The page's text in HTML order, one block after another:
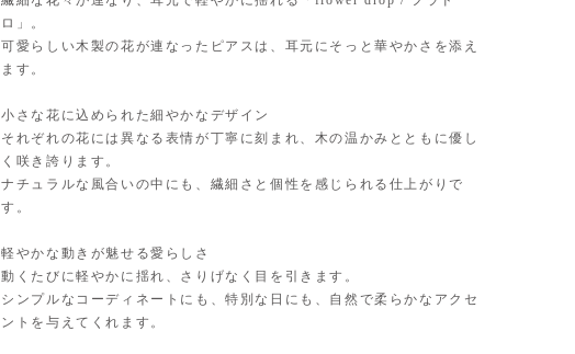
ロ」。
可愛らしい木製の花が連なったピアスは、耳元にそっと華やかさを添え
ます。
小さな花に込められた細やかなデザイン
それぞれの花には異なる表情が丁寧に刻まれ、木の温かみとともに優し
く咲き誇ります。
ナチュラルな風合いの中にも、繊細さと個性を感じられる仕上がりで
す。
軽やかな動きが魅せる愛らしさ
動くたびに軽やかに揺れ、さりげなく目を引きます。
シンプルなコーディネートにも、特別な日にも、自然で柔らかなアクセ
ントを与えてくれます。